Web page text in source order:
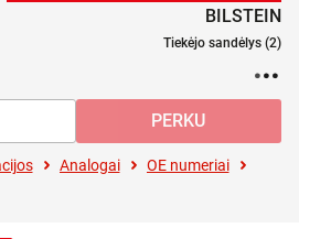
BILSTEIN
Tiekėjo sandėlys (2)
Analogai
OE numeriai